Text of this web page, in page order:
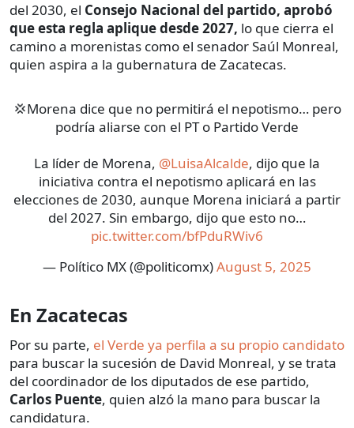
del 2030, el Consejo Nacional del partido, aprobó
que esta regla aplique desde 2027, lo que cierra el
camino a morenistas como el senador Saúl Monreal,
quien aspira a la gubernatura de Zacatecas.
💢Morena dice que no permitirá el nepotismo… pero
podría aliarse con el PT o Partido Verde
La líder de Morena, @LuisaAlcalde, dijo que la
iniciativa contra el nepotismo aplicará en las
elecciones de 2030, aunque Morena iniciará a partir
del 2027. Sin embargo, dijo que esto no…
pic.twitter.com/bfPduRWiv6
— Político MX (@politicomx)August 5, 2025
En Zacatecas
Por su parte, el Verde ya perfila a su propio candidato
para buscar la sucesión de David Monreal, y se trata
del coordinador de los diputados de ese partido,
Carlos Puente, quien alzó la mano para buscar la
candidatura.